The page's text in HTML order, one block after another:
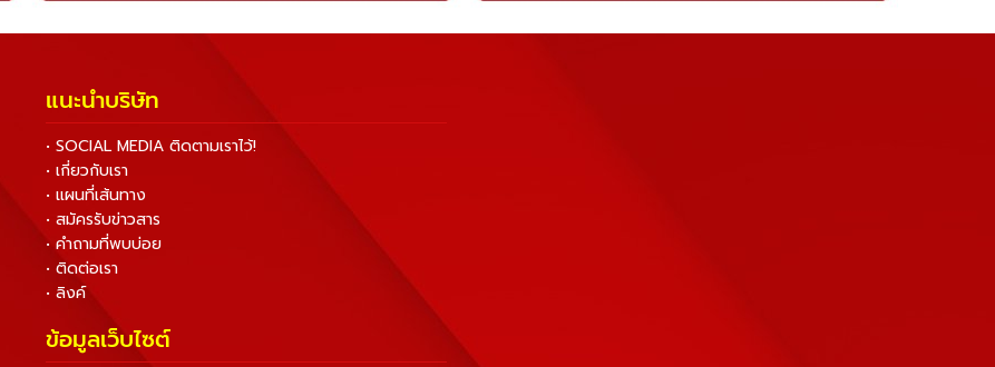
แนะนำบริษัท
• SOCIAL MEDIA ติดตามเราไว้!
• เกี่ยวกับเรา
• แผนที่เส้นทาง
• สมัครรับข่าวสาร
• คำถามที่พบบ่อย
• ติดต่อเรา
• ลิงค์
ข้อมูลเว็บไซต์